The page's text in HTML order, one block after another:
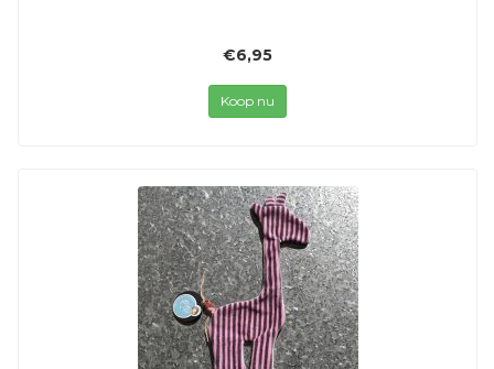
€6,95
Koop nu